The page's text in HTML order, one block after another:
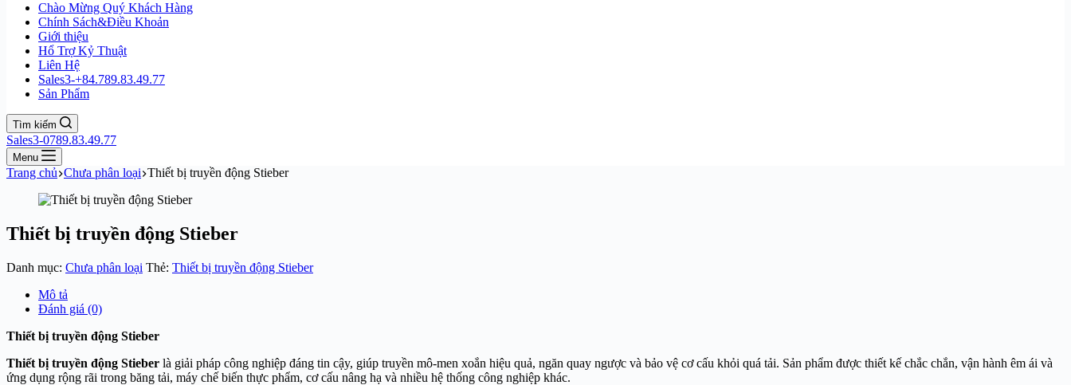
Chào Mừng Quý Khách Hàng
Chính Sách&Điều Khoản
Giới thiệu
Hổ Trợ Kỷ Thuật
Liên Hệ
Sales3-+84.789.83.49.77
Sản Phẩm
Tìm kiếm
Sales3-0789.83.49.77
Menu
Trang chủ Chưa phân loại Thiết bị truyền động Stieber
Thiết bị truyền động Stieber
Danh mục: Chưa phân loại Thẻ: Thiết bị truyền động Stieber
Mô tả
Đánh giá (0)
Thiết bị truyền động Stieber
Thiết bị truyền động Stieber là giải pháp công nghiệp đáng tin cậy, giúp truyền mô-men xoắn hiệu quả, ngăn quay ngược và bảo vệ cơ cấu khỏi quá tải. Sản phẩm được thiết kế chắc chắn, vận hành êm ái và
ứng dụng rộng rãi trong băng tải, máy chế biến thực phẩm, cơ cấu nâng hạ và nhiều hệ thống công nghiệp khác.